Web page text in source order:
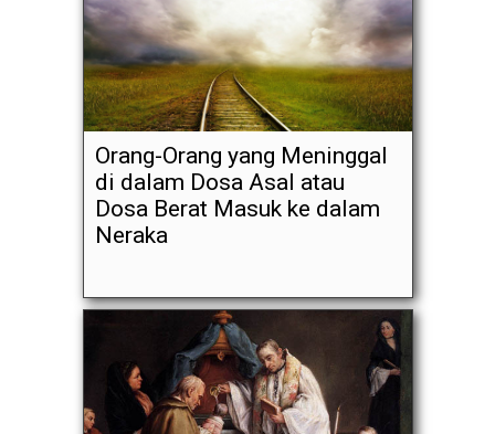
Orang-Orang yang Meninggal
di dalam Dosa Asal atau
Dosa Berat Masuk ke dalam
Neraka